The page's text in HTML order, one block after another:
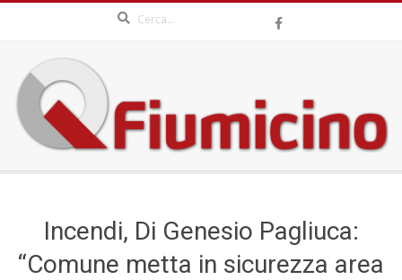
content
QFIUMICINO.COM
Incendi, Di Genesio Pagliuca:
“Comune metta in sicurezza area